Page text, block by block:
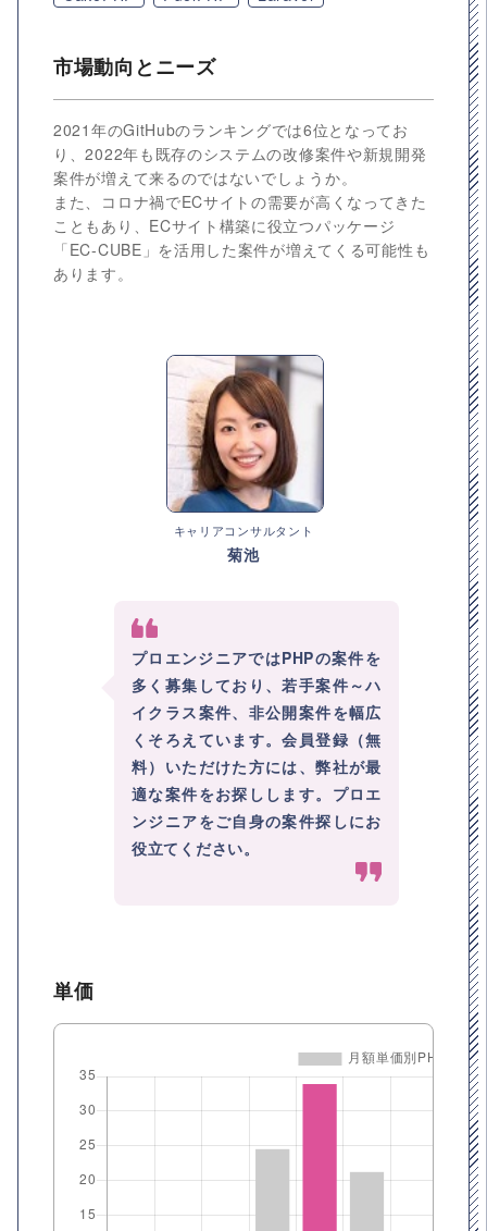
市場動向とニーズ
2021年のGitHubのランキングでは6位となってお
り、2022年も既存のシステムの改修案件や新規開発
案件が増えて来るのではないでしょうか。
また、コロナ禍でECサイトの需要が高くなってきた
こともあり、ECサイト構築に役立つパッケージ
「EC-CUBE」を活用した案件が増えてくる可能性も
あります。
キャリアコンサルタント
菊池
プロエンジニアではPHPの案件を
多く募集しており、若手案件～ハ
イクラス案件、非公開案件を幅広
くそろえています。会員登録（無
料）いただけた方には、弊社が最
適な案件をお探しします。プロエ
ンジニアをご自身の案件探しにお
役立てください。
単価